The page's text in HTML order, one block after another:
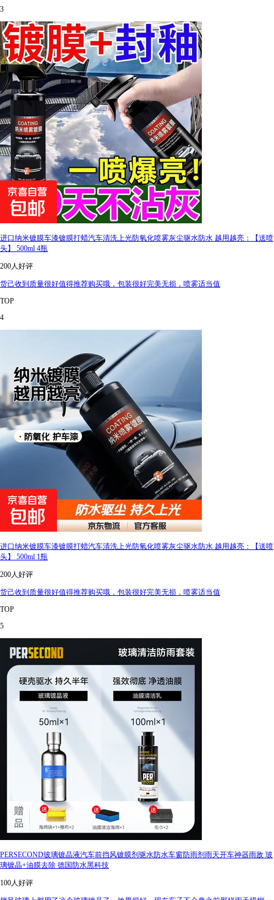
3
进口纳米镀膜车漆镀膜打蜡汽车清洗上光防氧化喷雾灰尘驱水防水 越用越亮：【送喷
头】 500ml 4瓶
200人好评
货己收到质量很好值得推荐购买哦，包装很好完美无损，喷雾适当值
TOP
4
进口纳米镀膜车漆镀膜打蜡汽车清洗上光防氧化喷雾灰尘驱水防水 越用越亮：【送喷
头】 500ml 1瓶
200人好评
货己收到质量很好值得推荐购买哦，包装很好完美无损，喷雾适当值
TOP
5
PERSECOND玻璃镀晶液汽车前挡风镀膜剂驱水防水车窗防雨剂雨天开车神器雨敌 玻
璃镀晶+油膜去除 德国防水黑科技
100人好评